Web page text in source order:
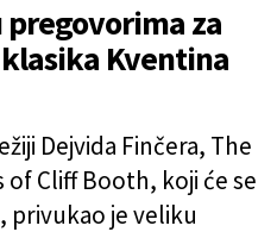
za
Kventina
Dejvida Finčera, The
Cliff Booth, koji će se
privukao je veliku